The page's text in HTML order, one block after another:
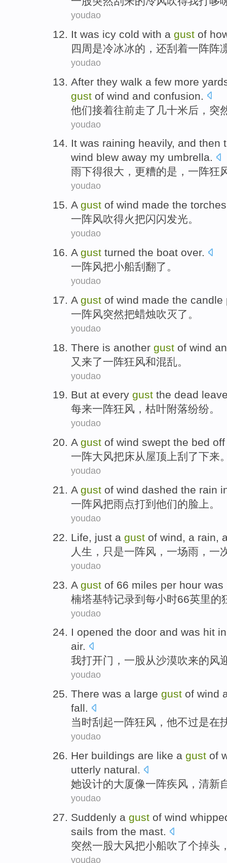
youdao
It was icy cold with a gust of
四周是冷冰冰的， 还刮 着一阵阵
youdao
After they walk a few more
gust of wind and confusion
他们接着往前走了 几十米后， 突
youdao
It was raining heavily, and then
wind blew away my umbrella.
雨下得很大， 更糟的是， 一阵狂
youdao
A gust of wind made the
一阵风吹得火把闪闪发光。
youdao
A gust turned the boat over.
一阵风把小船刮翻了。
youdao
A gust of wind made the candle
一阵风突然把蜡烛吹灭了。
youdao
There is another gust of wind
又 来了一阵狂风和混乱。
youdao
But at every gust the dead
每来一阵狂风， 枯叶附落纷纷。
youdao
A gust of wind swept the bed
一阵大风把床从屋顶上刮 了下来
youdao
A gust of wind dashed the rain
一阵风把雨点打到 他们的脸上。
youdao
Life, just a gust of wind, a rain,
人生 ， 只是一阵风 ， 一场雨 ， 一
youdao
A gust of 66 miles per hour was
楠塔基特记录到每小时66英里的
youdao
I opened the door and was hit in
air.
我打开门 ， 一股从沙漠吹来的风
youdao
There was a large gust of wind
fall.
当时刮 起一阵狂风， 他不过是在
youdao
Her buildings are like a gust of
utterly natural.
她设计的大厦像一阵疾风，清新
youdao
Suddenly a gust of wind
sails from the mast.
突然一股大风把小船吹了个掉头
youdao